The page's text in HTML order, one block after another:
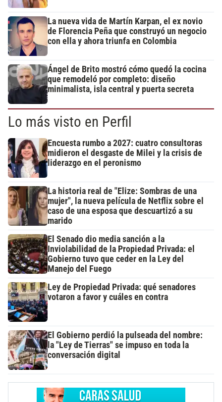
La nueva vida de Martín Karpan, el ex novio
de Florencia Peña que construyó un negocio
con ella y ahora triunfa en Colombia
Ángel de Brito mostró cómo quedó la cocina
que remodeló por completo: diseño
minimalista, isla central y puerta secreta
Lo más visto en Perfil
Encuesta rumbo a 2027: cuatro consultoras
midieron el desgaste de Milei y la crisis de
liderazgo en el peronismo
La historia real de "Elize: Sombras de una
mujer", la nueva película de Netflix sobre el
caso de una esposa que descuartizó a su
marido
El Senado dio media sanción a la
Inviolabilidad de la Propiedad Privada: el
Gobierno tuvo que ceder en la Ley del
Manejo del Fuego
Ley de Propiedad Privada: qué senadores
votaron a favor y cuáles en contra
El Gobierno perdió la pulseada del nombre:
la "Ley de Tierras" se impuso en toda la
conversación digital